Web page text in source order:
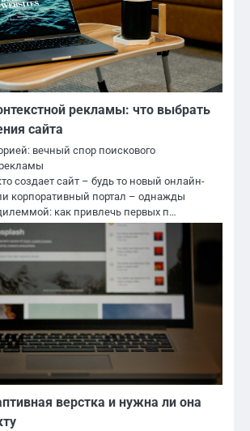
рекламы: что выбрать
сайта
вечный спор поискового
создает сайт – будь то новый онлайн-
корпоративный портал – однажды
как привлечь первых п…
верстка и нужна ли она